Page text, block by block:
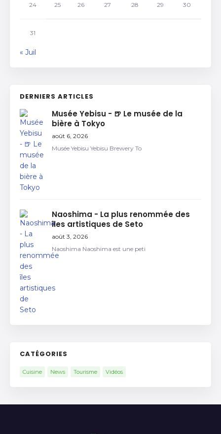
24 25 26 27 28 29 30
31
« Juil
DERNIERS ARTICLES
Musée Yebisu - 🍺 Le musée de la
bière à Tokyo
août 6, 2026
Musée Yebisu Yebisu Brewery To
Naoshima - La plus renommée des
îles artistiques de Seto
août 3, 2026
Naoshima Naoshima est une peti
CATÉGORIES
Cuisine News Tourisme Vidéos